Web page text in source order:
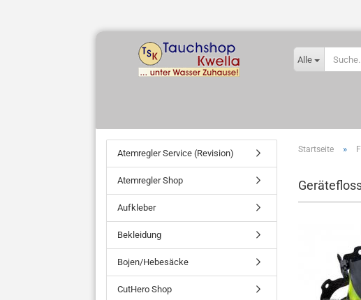
Alle
Startseite »
Atemregler Service (Revision)
Atemregler Shop
Aufkleber
Bekleidung
Bojen/Hebesäcke
CutHero Shop